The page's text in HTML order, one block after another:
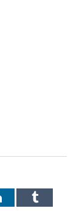
LinkedInTumblr